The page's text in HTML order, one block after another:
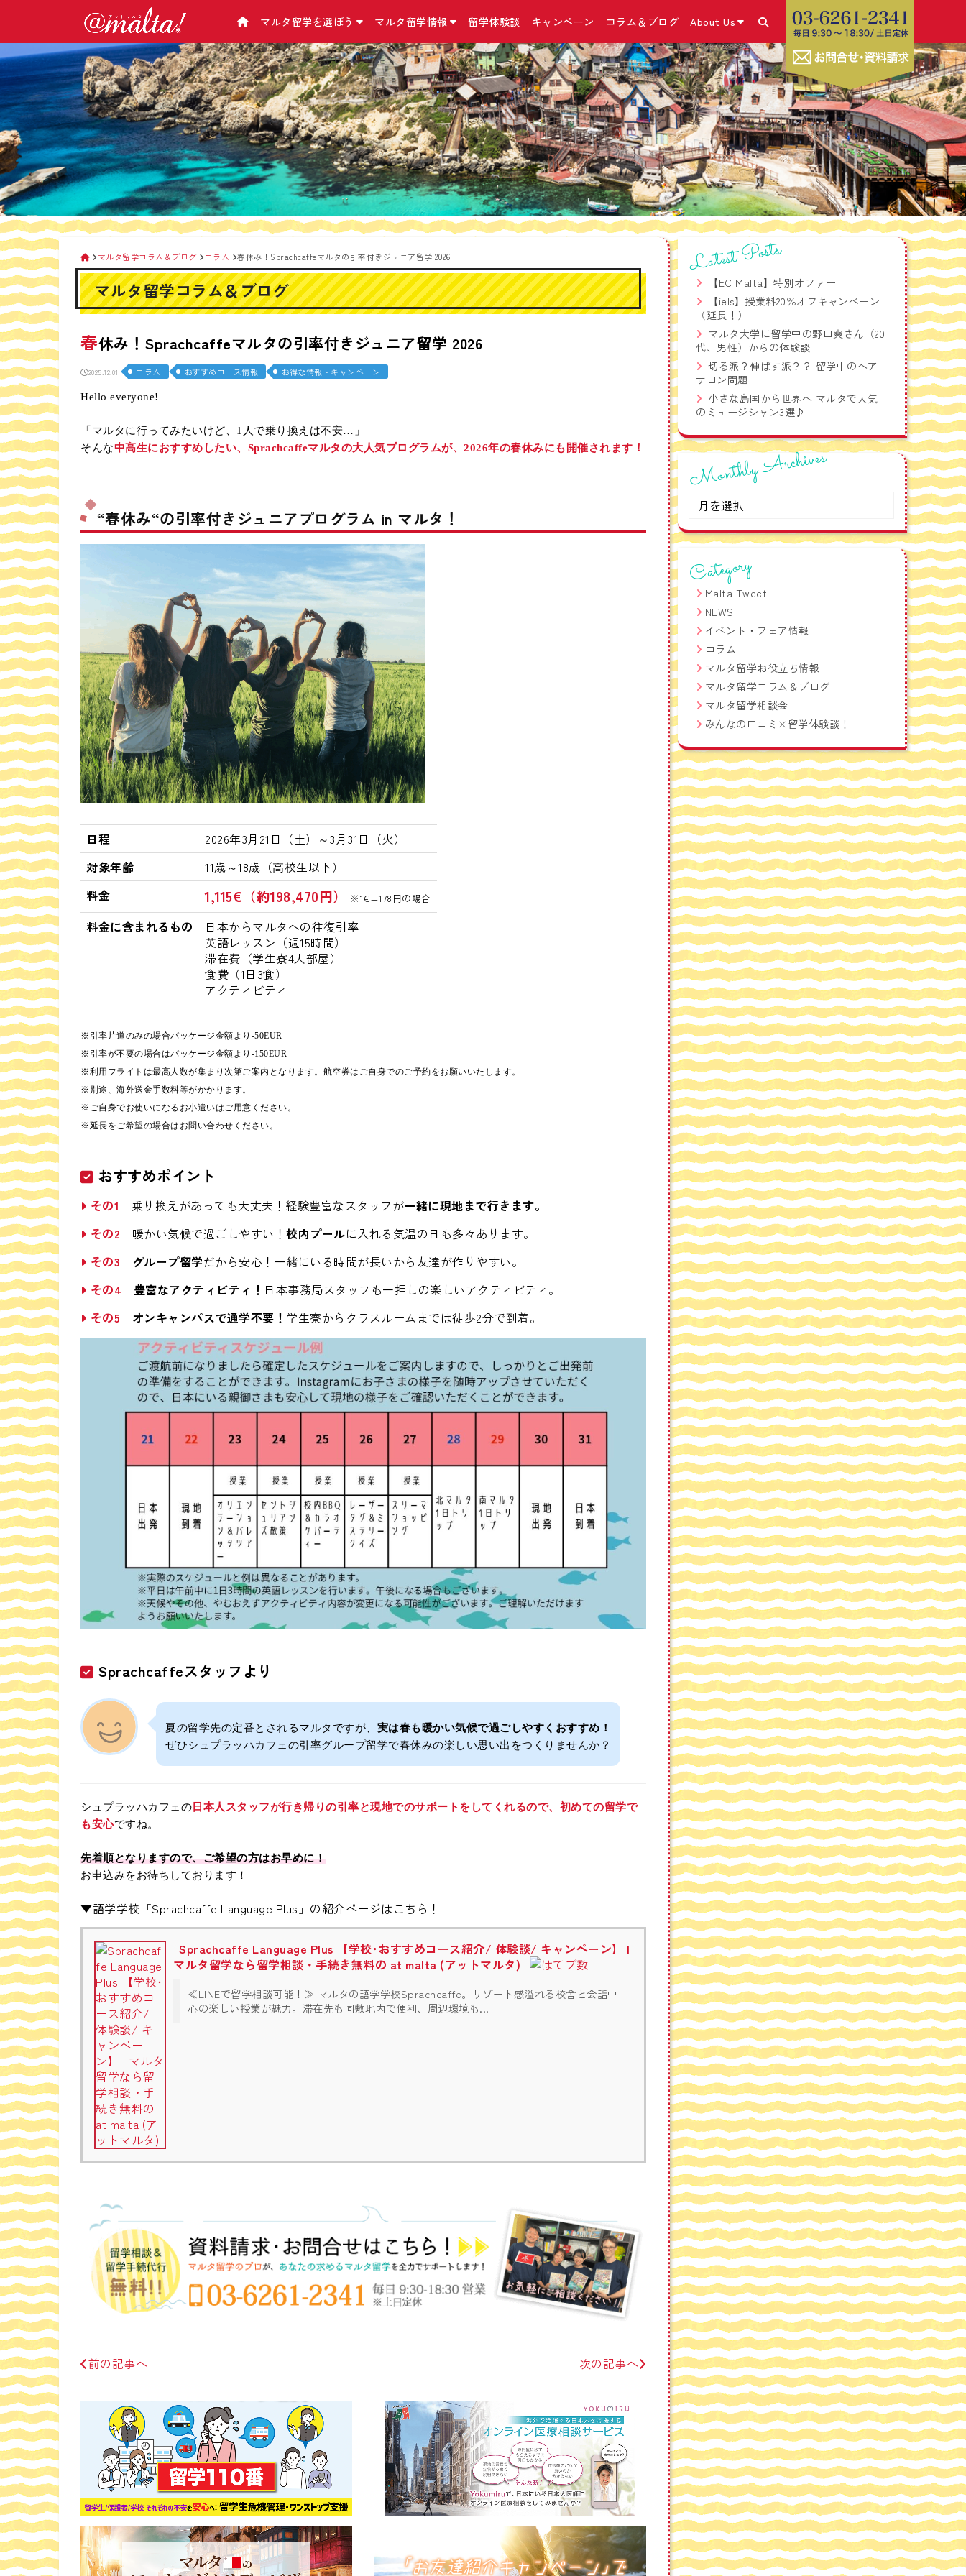
マルタ留学を選ぼう
学校から選ぶ
マルタ語学学校一覧/比較
マルタ語学学校 料金表
マルタ留学の選び方
国立マルタ大学 正規留学
マルタ大学について
こんなコースもあります！
インターンシップコース
二カ国留学
MBA（経営学修士号）取得
親子留学プログラム
小中高生向け 夏休み留学プログラム
シニア留学プログラム
マルタ＋イタリアコース
マルタ留学情報
マルタについて
マルタ基本情報
（気候･治安･緊急･病院･電話のかけ方･チ
ップ･お金･電気･交通など）
マルタの主要都市紹介
マルタの観光スポット
生活情報
マルタの空港
交通機関
タクシー＆便利アプリ
携帯電話
マルタ滞在時のお金の管理
マルタ留学について
マルタの気になる英語
マルタ留学の予算
マルタの留学の選び方
おすすめ留学プラン
マルタ留学生活１日の流れ
滞在先の種類
語学学校一覧
留学の準備
マルタ留学の手続きの流れ
出発までに必要なこと
マルタの留学保険
マルタの留学ビザ・申請方法
マルタのワーキングホリデービザ
持ち物リスト
日本から契約できるお勧めの海外SIMカー
ド！
海外オンライン医療相談サービス
『YOKUMIRU』
『留学110番』留学生危機管理ワンストッ
プ支援サービス
とっさに使える英語フレーズ集！
留学体験談 キャンペーン コラム＆ブログ About Us
アットマルタとは
会社概要
企業理念
留学カウンセラー紹介
アットマルタが選ばれる理由
なぜ手数料が０円？
留学手続きの流れ
マルタ留学相談会
お問合せ・アクセス・他
お問合せ／資料請求
アクセス
留学手続きに関する約款/規約
特定商取引法に基づく表記
プライバシーポリシー
リンク集
サイトマップ
マルタ留学コラム＆ブログ・SNS
コラム
ニュース
マルタ留学口コミ✕体験談
イベント情報
Instagram
Facebook
Twitter
マルタ留学コラム＆ブログ コラム 春休み！Sprachcaffeマルタの引率付きジュニア留学 2026
マルタ留学コラム＆ブログ
春休み！Sprachcaffeマルタの引率付きジュニア留学 2026
2025.12.01 コラム おすすめコース情報 お得な情報・キャンペーン
Hello everyone!
「マルタに行ってみたいけど、1人で乗り換えは不安…」
そんな中高生におすすめしたい、Sprachcaffeマルタの大人気プログラムが、2026年の春休みにも開催されます！
“春休み“の引率付きジュニアプログラム in マルタ！
日程
2026年3月21日（土）～3月31日（火）
対象年齢
11歳～18歳（高校生以下）
料金
1,115€（約198,470円） ※1€=178円の場合
料金に含まれるもの
日本からマルタへの往復引率
英語レッスン（週15時間）
滞在費（学生寮4人部屋）
食費（1日3食）
アクティビティ
※引率片道のみの場合パッケージ金額より-50EUR
※引率が不要の場合はパッケージ金額より-150EUR
※利用フライトは最高人数が集まり次第ご案内となります。航空券はご自身でのご予約をお願いいたします。
※別途、海外送金手数料等がかかります。
※ご自身でお使いになるお小遣いはご用意ください。
※延長をご希望の場合はお問い合わせください。
おすすめポイント
その1 乗り換えがあっても大丈夫！経験豊富なスタッフが一緒に現地まで行きます。
その2 暖かい気候で過ごしやすい！ 校内プールに入れる気温の日も多々あります。
その3
グループ留学だから安心！一緒にいる時間が長いから友達が作りやすい。
その4
豊富なアクティビティ！ 日本事務局スタッフも一押しの楽しいアクティビティ。
その5
オンキャンパスで通学不要！ 学生寮からクラスルームまでは徒歩2分で到着。
Sprachcaffeスタッフより
夏の留学先の定番とされるマルタですが、 実は春も暖かい気候で過ごしやすくおすすめ！
ぜひシュプラッハカフェの引率グループ留学で春休みの楽しい思い出をつくりませんか？
シュプラッハカフェの 日本人スタッフが行き帰りの引率と現地でのサポートをしてくれるので、初めての留学で
も安心ですね。
先着順となりますので、ご希望の方はお早めに！
お申込みをお待ちしております！
▼語学学校「Sprachcaffe Language Plus」の紹介ページはこちら！
Sprachcaffe Language Plus 【学校･おすすめコース紹介/ 体験談/ キャンペーン】 |
マルタ留学なら留学相談・手続き無料の at malta (アットマルタ)
≪LINEで留学相談可能！≫ マルタの語学学校Sprachcaffe。リゾート感溢れる校舎と会話中
心の楽しい授業が魅力。滞在先も同敷地内で便利、周辺環境も...
前の記事へ 次の記事へ
Latest Posts
【EC Malta】特別オファー
【iels】授業料20％オフキャンペーン
（延長！）
マルタ大学に留学中の野口爽さん（20
代、男性）からの体験談
切る派？伸ばす派？？ 留学中のヘア
サロン問題
小さな島国から世界へ マルタで人気
のミュージシャン3選♪
Monthly Archives
Monthly
Archives
Category
Malta Tweet
NEWS
イベント・フェア情報
コラム
マルタ留学お役立ち情報
マルタ留学コラム＆ブログ
マルタ留学相談会
みんなの口コミ×留学体験談！